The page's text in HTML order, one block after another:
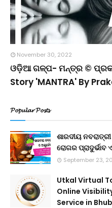
November 30, 2022
ଓଡ଼ିଆ ଗଳ୍ପ- ମନ୍ତ୍ର ©
Story 'MANTRA' By
𝓟𝓸𝓹𝓾𝓵𝓪𝓻 𝓟𝓸𝓼𝓽𝓼
ଶାରଦୀୟ
ରୋଗର ପ୍ରାଦୁର୍ଭାବ
September 23,
Utkal Virtual
Online
Service in